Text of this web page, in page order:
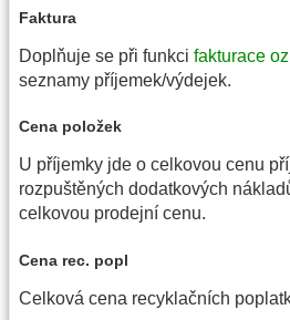
Faktura
Doplňuje se při funkci fakturace
seznamy příjemek/výdejek.
Cena položek
U příjemky jde o celkovou cenu
rozpuštěných dodatkových
celkovou prodejní cenu.
Cena rec. popl
Celková cena recyklačních